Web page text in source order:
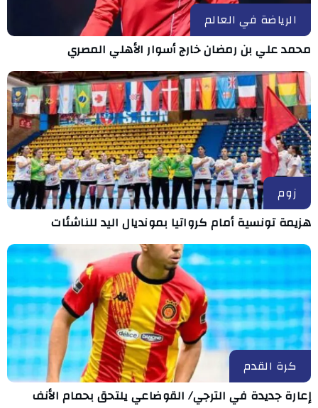
الرياضة في العالم
محمد علي بن رمضان خارج أسوار الأهلي المصري
زوم
هزيمة تونسية أمام كرواتيا بمونديال اليد للناشئات
كرة القدم
إعارة جديدة في الترجي/ القوضاعي يلتحق بحمام الأنف